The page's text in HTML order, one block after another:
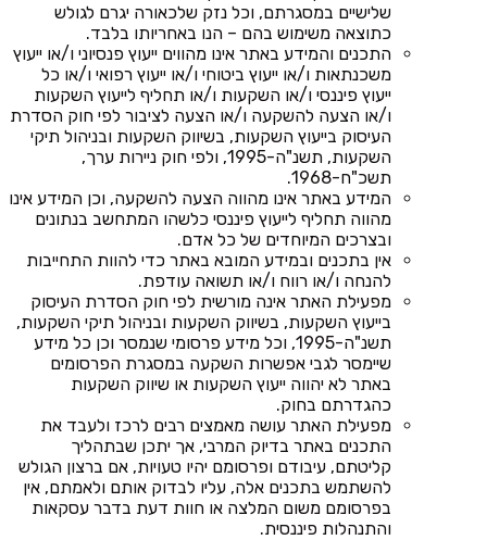
שלישיים במסגרתם, וכל נזק שלכאורה יגרם לגולש
כתוצאה משימוש בהם – הנו באחריותו בלבד.
התכנים והמידע באתר אינו מהווים ייעוץ פנסיוני ו/או ייעוץ
משכנתאות ו/או ייעוץ ביטוחי ו/או ייעוץ רפואי ו/או כל
ייעוץ פיננסי ו/או השקעות ו/או תחליף לייעוץ השקעות
ו/או הצעה להשקעה ו/או הצעה לציבור לפי חוק הסדרת
העיסוק בייעוץ השקעות, בשיווק השקעות ובניהול תיקי
השקעות, תשנ"ה-1995, ולפי חוק ניירות ערך,
תשכ"ח-1968.
המידע באתר אינו מהווה הצעה להשקעה, וכן המידע אינו
מהווה תחליף לייעוץ פיננסי כלשהו המתחשב בנתונים
ובצרכים המיוחדים של כל אדם.
אין בתכנים ובמידע המובא באתר כדי להוות התחייבות
להנחה ו/או רווח ו/או תשואה עודפת.
מפעילת האתר אינה מורשית לפי חוק הסדרת העיסוק
בייעוץ השקעות, בשיווק השקעות ובניהול תיקי השקעות,
תשנ"ה-1995, וכל מידע פרסומי שנמסר וכן כל מידע
שיימסר לגבי אפשרות השקעה במסגרת הפרסומים
באתר לא יהווה ייעוץ השקעות או שיווק השקעות
כהגדרתם בחוק.
מפעילת האתר עושה מאמצים רבים לרכז ולעבד את
התכנים באתר בדיוק המרבי, אך יתכן שבתהליך
קליטתם, עיבודם ופרסומם יהיו טעויות, אם ברצון הגולש
להשתמש בתכנים אלה, עליו לבדוק אותם ולאמתם, אין
בפרסומם משום המלצה או חוות דעת בדבר עסקאות
והתנהלות פיננסית.